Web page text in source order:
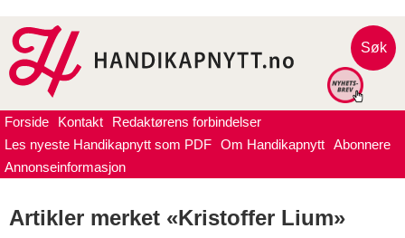
Søk
Forside Kontakt
Redaktørens forbindelser
Les nyeste Handikapnytt som PDF Om Handikapnytt Abonnere
Annonseinformasjon
Artikler merket «Kristoffer Lium»